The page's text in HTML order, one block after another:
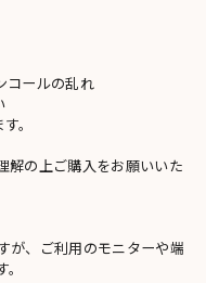
コールの乱れ
。
解の上ご購入をお願いいた
が、ご利用のモニターや端